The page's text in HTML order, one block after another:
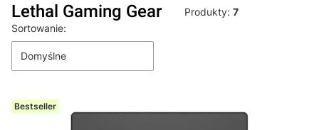
Lethal Gaming Gear Produkty: 7
Lista produktów
Sortowanie:
Domyślne
Bestseller